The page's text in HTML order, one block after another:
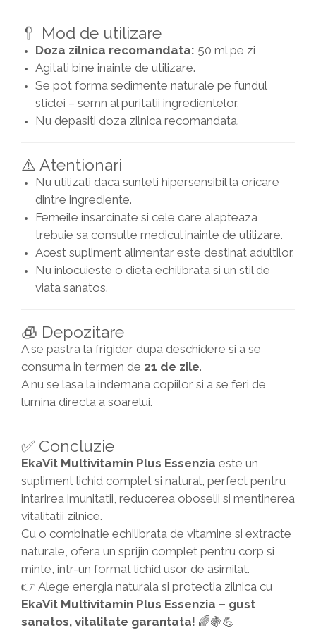
🥄 Mod de utilizare
Doza zilnica recomandata: 50 ml pe zi
Agitati bine inainte de utilizare.
Se pot forma sedimente naturale pe fundul
sticlei – semn al puritatii ingredientelor.
Nu depasiti doza zilnica recomandata.
⚠️ Atentionari
Nu utilizati daca sunteti hipersensibil la oricare
dintre ingrediente.
Femeile insarcinate si cele care alapteaza
trebuie sa consulte medicul inainte de utilizare.
Acest supliment alimentar este destinat adultilor.
Nu inlocuieste o dieta echilibrata si un stil de
viata sanatos.
🧊 Depozitare
A se pastra la frigider dupa deschidere si a se
consuma in termen de 21 de zile.
A nu se lasa la indemana copiilor si a se feri de
lumina directa a soarelui.
✅ Concluzie
EkaVit Multivitamin Plus Essenzia este un
supliment lichid complet si natural, perfect pentru
intarirea imunitatii, reducerea oboselii si mentinerea
vitalitatii zilnice.
Cu o combinatie echilibrata de vitamine si extracte
naturale, ofera un sprijin complet pentru corp si
minte, intr-un format lichid usor de asimilat.
👉 Alege energia naturala si protectia zilnica cu
EkaVit Multivitamin Plus Essenzia – gust
sanatos, vitalitate garantata! 🌈🍇💪